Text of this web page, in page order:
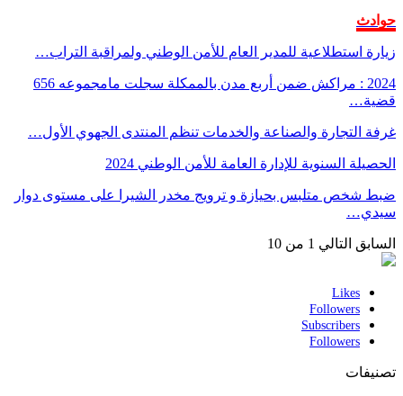
حوادث
زيارة استطلاعية للمدير العام للأمن الوطني ولمراقبة التراب…
2024 : مراكش ضمن أربع مدن بالممكلة سجلت مامجموعه 656
قضية…
غرفة التجارة والصناعة والخدمات تنظم المنتدى الجهوي الأول…
الحصيلة السنوية للإدارة العامة للأمن الوطني 2024
ضبط شخص متلبس بحيازة و ترويج مخدر الشيرا على مستوى دوار
سيدي…
السابق التالي 1 من 10
Likes
Followers
Subscribers
Followers
تصنيفات